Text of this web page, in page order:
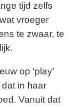
tijd zelfs
vroeger
te zwaar, te
op ‘play’
in haar
Vanuit dat